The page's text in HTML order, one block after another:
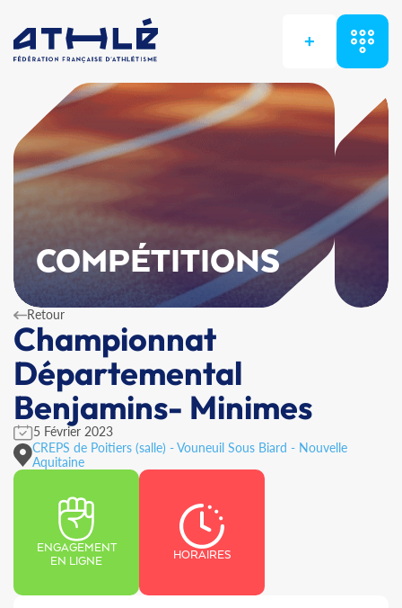
+
COMPÉTITIONS
Retour
Championnat
Départemental
Benjamins- Minimes
5 Février 2023
CREPS de Poitiers (salle) - Vouneuil Sous Biard - Nouvelle
Aquitaine
ENGAGEMENT
EN LIGNE
HORAIRES